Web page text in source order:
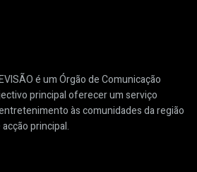
é um Órgão de Comunicação
principal oferecer um serviço
às comunidades da região
principal.